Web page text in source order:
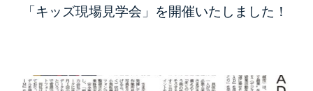
施工事例
社会貢献活動
「キッズ現場見学会」を開催いたしました！